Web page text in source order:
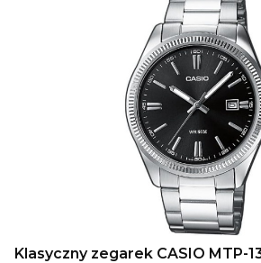
Klasyczny zegarek CASIO MTP-